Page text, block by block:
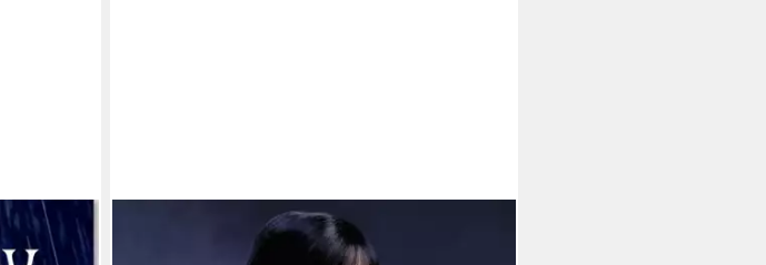
Poster Wednesday - Season 2 - Key Art - Poster